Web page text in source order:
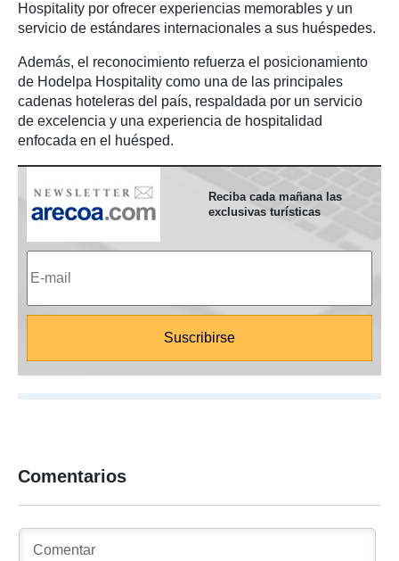
Hospitality por ofrecer experiencias memorables y un
servicio de estándares internacionales a sus huéspedes.
Además, el reconocimiento refuerza el posicionamiento
de Hodelpa Hospitality como una de las principales
cadenas hoteleras del país, respaldada por un servicio
de excelencia y una experiencia de hospitalidad
enfocada en el huésped.
Reciba cada mañana las
exclusivas turísticas
Comentarios